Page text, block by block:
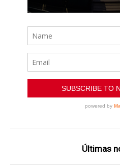
Últimas